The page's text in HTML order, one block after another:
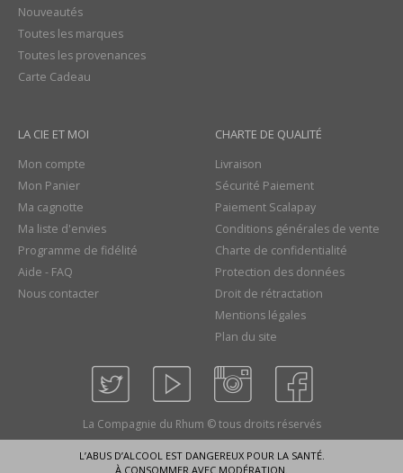
Nouveautés
Toutes les marques
Toutes les provenances
Carte Cadeau
LA CIE ET MOI
Mon compte
Mon Panier
Ma cagnotte
Ma liste d'envies
Programme de fidélité
Aide - FAQ
Nous contacter
CHARTE DE QUALITÉ
Livraison
Sécurité Paiement
Paiement Scalapay
Conditions générales de vente
Charte de confidentialité
Protection des données
Droit de rétractation
Mentions légales
Plan du site
La Compagnie du Rhum © tous droits réservés
L’ABUS D’ALCOOL EST DANGEREUX POUR LA SANTÉ.
À CONSOMMER AVEC MODÉRATION.